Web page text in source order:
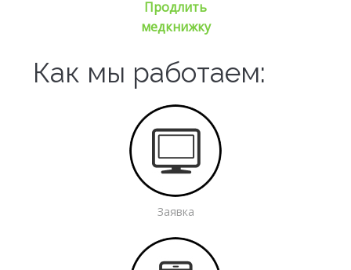
Продлить
медкнижку
Как мы работаем:
Заявка